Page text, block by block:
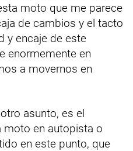
moto que me parece
de cambios y el tacto
y encaje de este
enormemente en
a movernos en
asunto, es el
en autopista o
en este punto, que